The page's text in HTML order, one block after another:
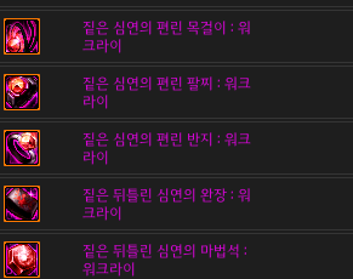
짙은 심연의 편린 목걸이 : 워
크라이
짙은 심연의 편린 팔찌 : 워크
라이
짙은 심연의 편린 반지 : 워크
라이
짙은 뒤틀린 심연의 완장 : 워
크라이
짙은 뒤틀린 심연의 마법석 :
워크라이